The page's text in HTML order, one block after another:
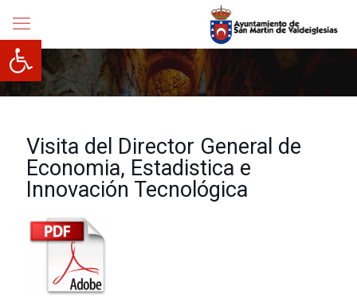
Abrir barra de herramientas
Visita del Director General de
Economia, Estadistica e
Innovación Tecnológica